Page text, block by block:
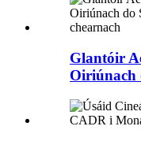
Glantóir
Oiriúnach